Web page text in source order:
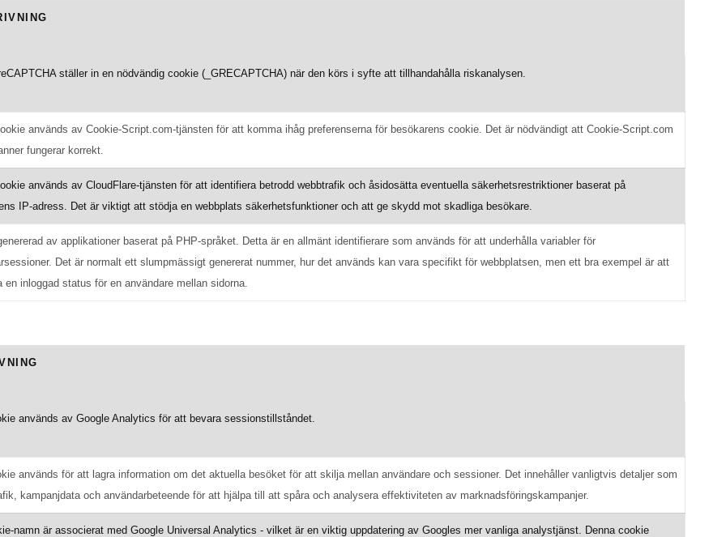
ställer in en nödvändig cookie (_GRECAPTCHA) när den körs i syfte att tillhandahålla riskanalysen.
används av Cookie-Script.com-tjänsten för att komma ihåg preferenserna för besökarens cookie. Det är nödvändigt att Cookie-Script.com
fungerar korrekt.
används av CloudFlare-tjänsten för att identifiera betrodd webbtrafik och åsidosätta eventuella säkerhetsrestriktioner baserat på
IP-adress. Det är viktigt att stödja en webbplats säkerhetsfunktioner och att ge skydd mot skadliga besökare.
av applikationer baserat på PHP-språket. Detta är en allmänt identifierare som används för att underhålla variabler för
Det är normalt ett slumpmässigt genererat nummer, hur det används kan vara specifikt för webbplatsen, men ett bra exempel är att
en inloggad status för en användare mellan sidorna.
används av Google Analytics för att bevara sessionstillståndet.
används för att lagra information om det aktuella besöket för att skilja mellan användare och sessioner. Det innehåller vanligtvis detaljer som
kampanjdata och användarbeteende för att hjälpa till att spåra och analysera effektiviteten av marknadsföringskampanjer.
namn är associerat med Google Universal Analytics - vilket är en viktig uppdatering av Googles mer vanliga analystjänst. Denna cookie